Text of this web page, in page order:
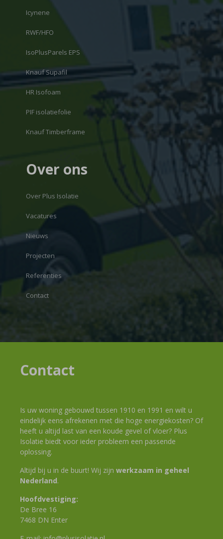
Icynene
RWF/HFO
IsoPlusParels EPS
Knauf Supafil
HR Isofoam
PIF isolatiefolie
Knauf Timberframe
Over ons
Over Plus Isolatie
Vacatures
Nieuws
Projecten
Referenties
Contact
Contact
Is uw woning gebouwd tussen 1910 en 1991 en wilt u
eindelijk eens afrekenen met die hoge energiekosten? Of
heeft u altijd last van een koude gevel of vloer? Plus
Isolatie biedt voor ieder probleem een passende
oplossing.
Altijd bij u in de buurt! Wij zijn werkzaam in geheel
Nederland.
Hoofdvestiging:
De Bree 16
7468 DN Enter